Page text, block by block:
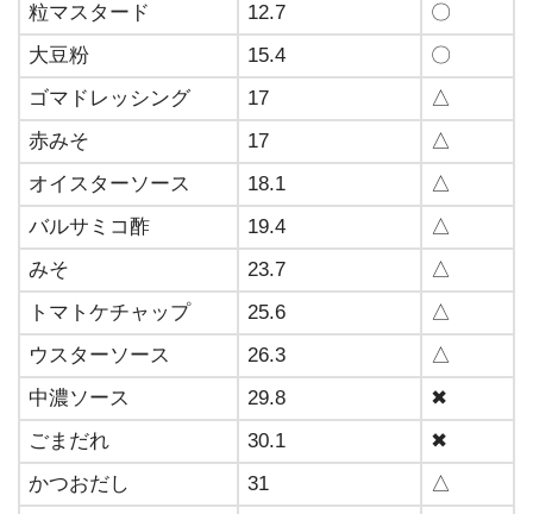
粒マスタード
12.7
〇
大豆粉
15.4
〇
ゴマドレッシング
17
△
赤みそ
17
△
オイスターソース
18.1
△
バルサミコ酢
19.4
△
みそ
23.7
△
トマトケチャップ
25.6
△
ウスターソース
26.3
△
中濃ソース
29.8
✖
ごまだれ
30.1
✖
かつおだし
31
△